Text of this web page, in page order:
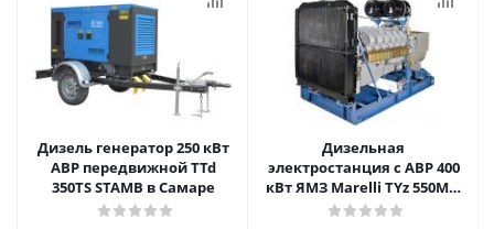
Дизель генератор 250 кВт
АВР передвижной TTd
350TS STAMB в Самаре
Дизельная
электростанция с АВР 400
кВт ЯМЗ Marelli TYz 550M A
в Самаре